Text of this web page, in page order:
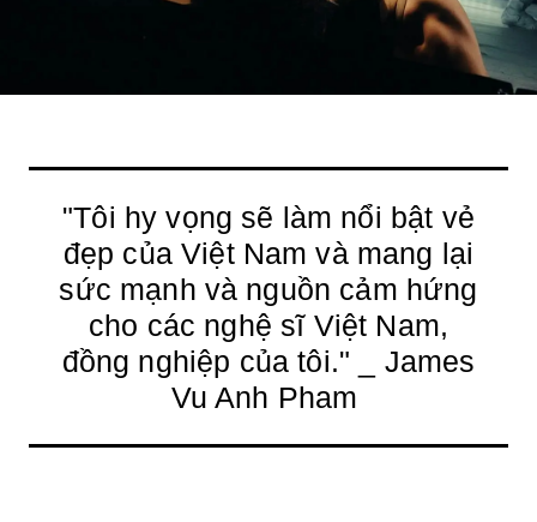
"Tôi hy vọng sẽ làm nổi bật vẻ
đẹp của Việt Nam và mang lại
sức mạnh và nguồn cảm hứng
cho các nghệ sĩ Việt Nam,
đồng nghiệp của tôi." _ James
Vu Anh Pham